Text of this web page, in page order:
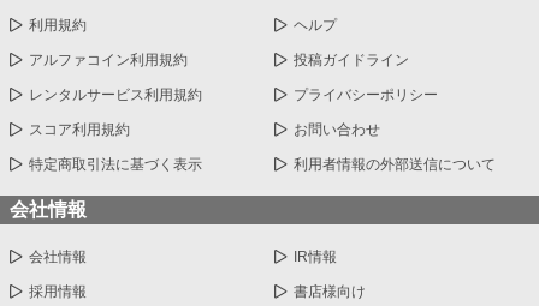
利用規約 ヘルプ
アルファコイン利用規約 投稿ガイドライン
レンタルサービス利用規約 プライバシーポリシー
スコア利用規約 お問い合わせ
特定商取引法に基づく表示 利用者情報の外部送信について
会社情報
会社情報 IR情報
採用情報 書店様向け